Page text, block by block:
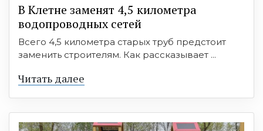
В Клетне заменят 4,5 километра
водопроводных сетей
Всего 4,5 километра старых труб предстоит
заменить строителям. Как рассказывает ...
Читать далее